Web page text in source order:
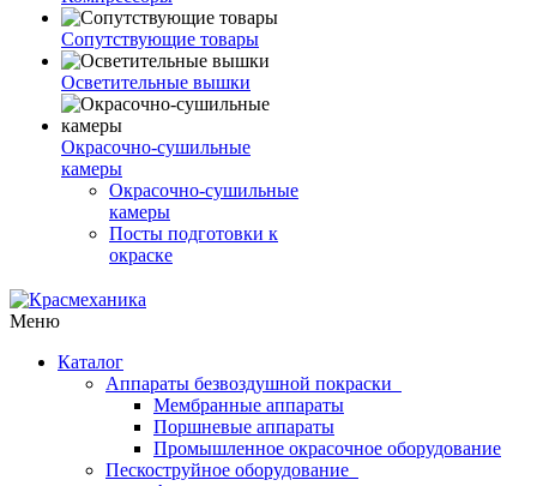
Сопутствующие товары
Осветительные вышки
Окрасочно-сушильные
камеры
Окрасочно-сушильные
камеры
Посты подготовки к
окраске
Меню
Каталог
Аппараты безвоздушной покраски
Мембранные аппараты
Поршневые аппараты
Промышленное окрасочное оборудование
Пескоструйное оборудование